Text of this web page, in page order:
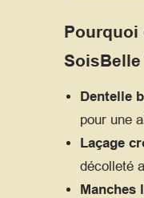
Pourquoi
SoisBelle
Dentelle
pour une
Laçage
décolleté
Manches